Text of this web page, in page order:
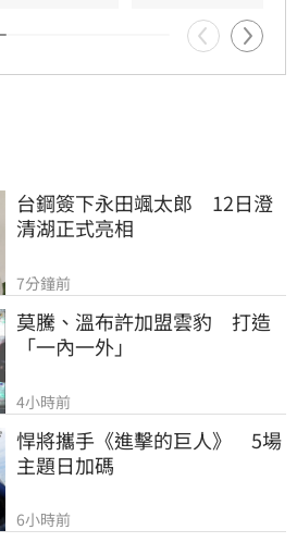
台鋼簽下永田颯太郎　12日澄
清湖正式亮相
7分鐘前
莫騰、溫布許加盟雲豹　打造
「一內一外」
4小時前
悍將攜手《進擊的巨人》　5場
主題日加碼
6小時前